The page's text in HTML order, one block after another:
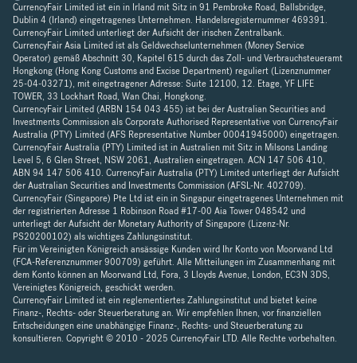
CurrencyFair Limited ist ein in Irland mit Sitz in 91 Pembroke Road, Ballsbridge,
Dublin 4 (Irland) eingetragenes Unternehmen. Handelsregisternummer 469391.
CurrencyFair Limited unterliegt der Aufsicht der irischen Zentralbank.
CurrencyFair Asia Limited ist als Geldwechselunternehmen (Money Service
Operator) gemäß Abschnitt 30, Kapitel 615 durch das Zoll- und Verbrauchsteueramt
Hongkong (Hong Kong Customs and Excise Department) reguliert (Lizenznummer
25-04-03271), mit eingetragener Adresse: Suite 12100, 12. Etage, YF LIFE
TOWER, 33 Lockhart Road, Wan Chai, Hongkong.
CurrencyFair Limited (ARBN 154 043 455) ist bei der Australian Securities and
Investments Commission als Corporate Authorised Representative von CurrencyFair
Australia (PTY) Limited (AFS Representative Number 00041945000) eingetragen.
CurrencyFair Australia (PTY) Limited ist in Australien mit Sitz in Milsons Landing
Level 5, 6 Glen Street, NSW 2061, Australien eingetragen. ACN 147 506 410,
ABN 94 147 506 410. CurrencyFair Australia (PTY) Limited unterliegt der Aufsicht
der Australian Securities and Investments Commission (AFSL-Nr. 402709).
CurrencyFair (Singapore) Pte Ltd ist ein in Singapur eingetragenes Unternehmen mit
der registrierten Adresse 1 Robinson Road #17-00 Aia Tower 048542 und
unterliegt der Aufsicht der Monetary Authority of Singapore (Lizenz-Nr.
PS20200102) als wichtiges Zahlungsinstitut.
Für im Vereinigten Königreich ansässige Kunden wird Ihr Konto von Moorwand Ltd
(FCA-Referenznummer 900709) geführt. Alle Mitteilungen im Zusammenhang mit
dem Konto können an Moorwand Ltd, Fora, 3 Lloyds Avenue, London, EC3N 3DS,
Vereinigtes Königreich, geschickt werden.
CurrencyFair Limited ist ein reglementiertes Zahlungsinstitut und bietet keine
Finanz-, Rechts- oder Steuerberatung an. Wir empfehlen Ihnen, vor finanziellen
Entscheidungen eine unabhängige Finanz-, Rechts- und Steuerberatung zu
konsultieren. Copyright © 2010 - 2025 CurrencyFair LTD. Alle Rechte vorbehalten.